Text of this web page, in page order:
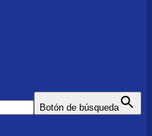
Botón de búsqueda